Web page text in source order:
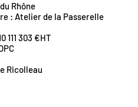
Rhône
: Atelier de la Passerelle
111 303 €HT
Ricolleau